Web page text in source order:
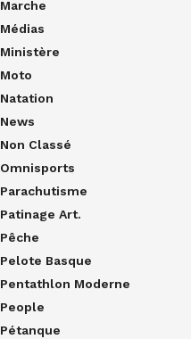
Marche
Médias
Ministère
Moto
Natation
News
Non Classé
Omnisports
Parachutisme
Patinage Art.
Pêche
Pelote Basque
Pentathlon Moderne
People
Pétanque